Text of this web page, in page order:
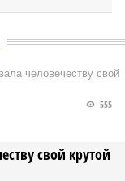
человечеству свой
свой крутой
555